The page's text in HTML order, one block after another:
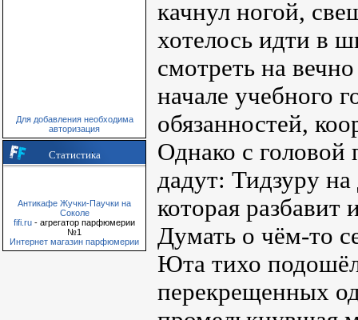
Для добавления необходима
авторизация
Статистика
Антикафе Жучки-Паучки на
Соколе
fifi.ru - агрегатор парфюмерии
№1
Интернет магазин парфюмерии
качнул ногой,
хотелось идти в
смотреть на
начале учебного
обязанностей,
Однако с головой
дадут: Тидзуру
которая
Думать о чём-то
Юта тихо
перекрещенных